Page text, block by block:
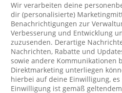
Wir verarbeiten deine
dir (personalisierte)
Benachrichtigungen zur
Verbesserung und Entwicklung
zuzusenden. Derartige
Nachrichten, Rabatte und
sowie andere Kommunikationen
Direktmarketing unterliegen
hierbei auf deine Einwilligung,
Einwilligung ist gemäß